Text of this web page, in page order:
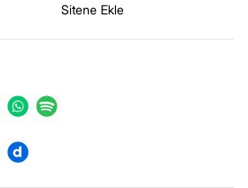
Sitene Ekle